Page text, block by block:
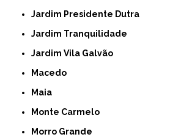
Jardim Presidente Dutra
Jardim Tranquilidade
Jardim Vila Galvão
Macedo
Maia
Monte Carmelo
Morro Grande